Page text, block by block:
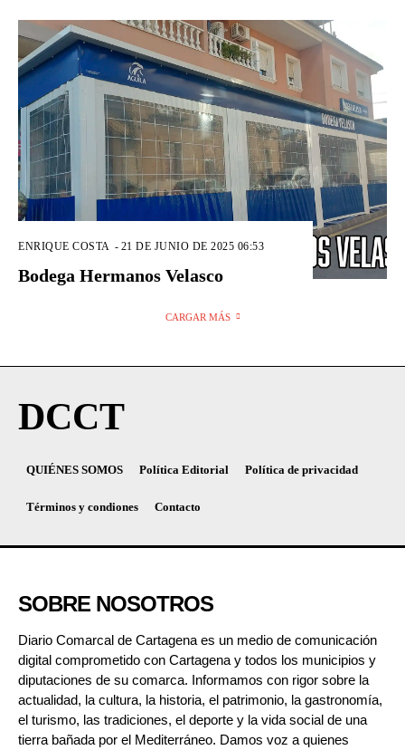
ENRIQUE COSTA - 21 DE JUNIO DE 2025 06:53
Bodega Hermanos Velasco
CARGAR MÁS
DCCT
QUIÉNES SOMOS Política Editorial Política de privacidad
Términos y condiones Contacto
SOBRE NOSOTROS
Diario Comarcal de Cartagena es un medio de comunicación
digital comprometido con Cartagena y todos los municipios y
diputaciones de su comarca. Informamos con rigor sobre la
actualidad, la cultura, la historia, el patrimonio, la gastronomía,
el turismo, las tradiciones, el deporte y la vida social de una
tierra bañada por el Mediterráneo. Damos voz a quienes